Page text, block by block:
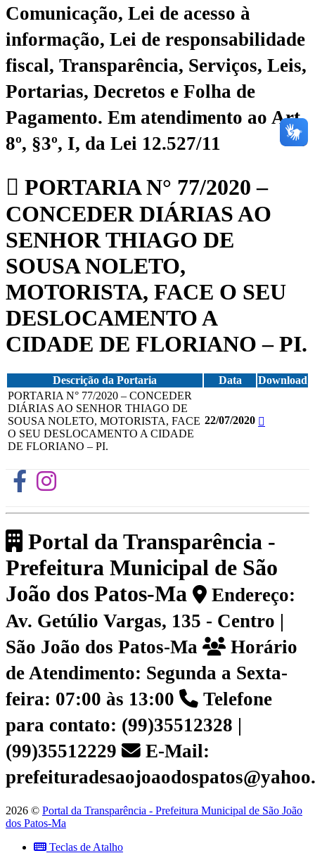
Comunicação, Lei de acesso à
informação, Lei de responsabilidade
fiscal, Transparência, Serviços, Leis,
Portarias, Decretos e Folha de
Pagamento. Em atendimento ao Art.
8º, §3º, I, da Lei 12.527/11
PORTARIA N° 77/2020 –
CONCEDER DIÁRIAS AO
SENHOR THIAGO DE
SOUSA NOLETO,
MOTORISTA, FACE O SEU
DESLOCAMENTO A
CIDADE DE FLORIANO – PI.
Descrição da Portaria Data
Download
PORTARIA N° 77/2020 – CONCEDER
DIÁRIAS AO SENHOR THIAGO DE
SOUSA NOLETO, MOTORISTA, FACE
O SEU DESLOCAMENTO A CIDADE
DE FLORIANO – PI.
22/07/2020
Portal da Transparência -
Prefeitura Municipal de São
João dos Patos-Ma
Endereço:
Av. Getúlio Vargas, 135 - Centro |
São João dos Patos-Ma
Horário
de Atendimento: Segunda a Sexta-
feira: 07:00 às 13:00
Telefone
para contato: (99)35512328 |
(99)35512229
E-Mail:
2026 © Portal da Transparência - Prefeitura Municipal de São João
dos Patos-Ma
Teclas de Atalho